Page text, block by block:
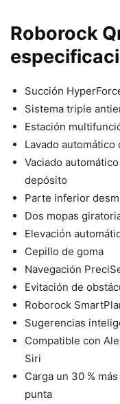
Roborock
Succión
Sistema triple
Estación
Lavado
Vaciado
depósito
Parte inferior
Dos mopas
Elevación
Cepillo de goma
Navegación
Evitación de
Roborock
Sugerencias
Compatible con
Siri
Carga un 30 %
punta